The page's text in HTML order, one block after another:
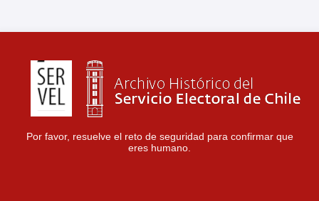
Por favor, resuelve el reto de seguridad para confirmar que
eres humano.